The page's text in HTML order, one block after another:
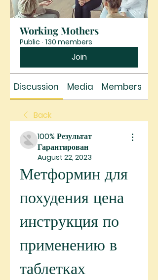
Working Mothers
Public · 130 members
Join
Discussion Media Members
Back
100% Результат
Гарантирован
August 22, 2023
Метформин для
похудения цена
инструкция по
применению в
таблетках